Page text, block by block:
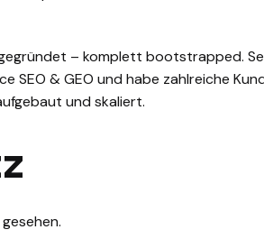
– komplett bootstrapped.
SEO & GEO und habe zahlreiche
und skaliert.